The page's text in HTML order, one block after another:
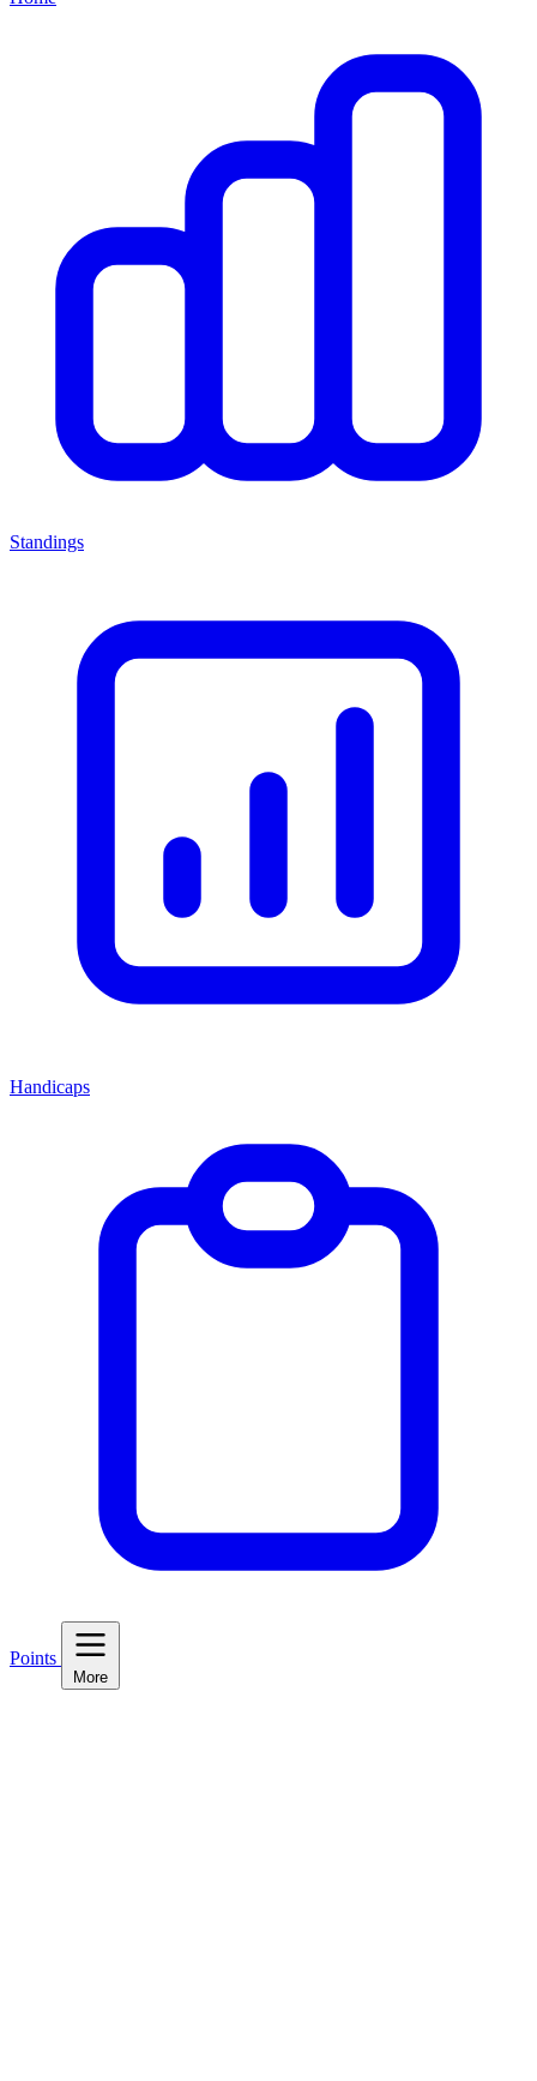
Standings
Handicaps
Points
More